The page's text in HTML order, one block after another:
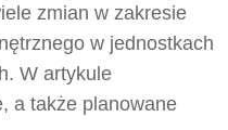
zmian w zakresie
w jednostkach
W artykule
a także planowane